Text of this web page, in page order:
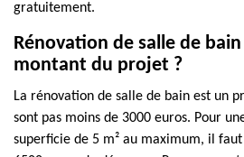
gratuitement.
Rénovation de salle de
montant du projet ?
La rénovation de salle de bain est un
sont pas moins de 3000 euros. Pour
superficie de 5 m² au maximum, il